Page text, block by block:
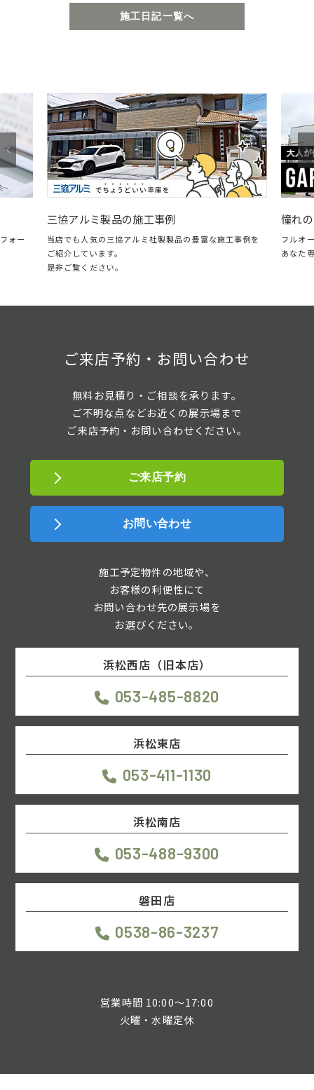
施工日記一覧へ
製製品の豊富な施工事例を
憧れのガレージ・LIXILスタイルコー
フルオープン＆クローズに対応した、自分の時
ご来店予約・お問い合わせ
無料お見積り・ご相談を承ります。
ご不明な点などお近くの展示場まで
ご来店予約・お問い合わせください。
ご来店予約
お問い合わせ
施工予定物件の地域や、
お客様の利便性にて
お問い合わせ先の展示場を
お選びください。
浜松西店（旧本店）
053-485-8820
浜松東店
053-411-1130
浜松南店
053-488-9300
磐田店
0538-86-3237
営業時間 10:00～17:00
火曜・水曜定休